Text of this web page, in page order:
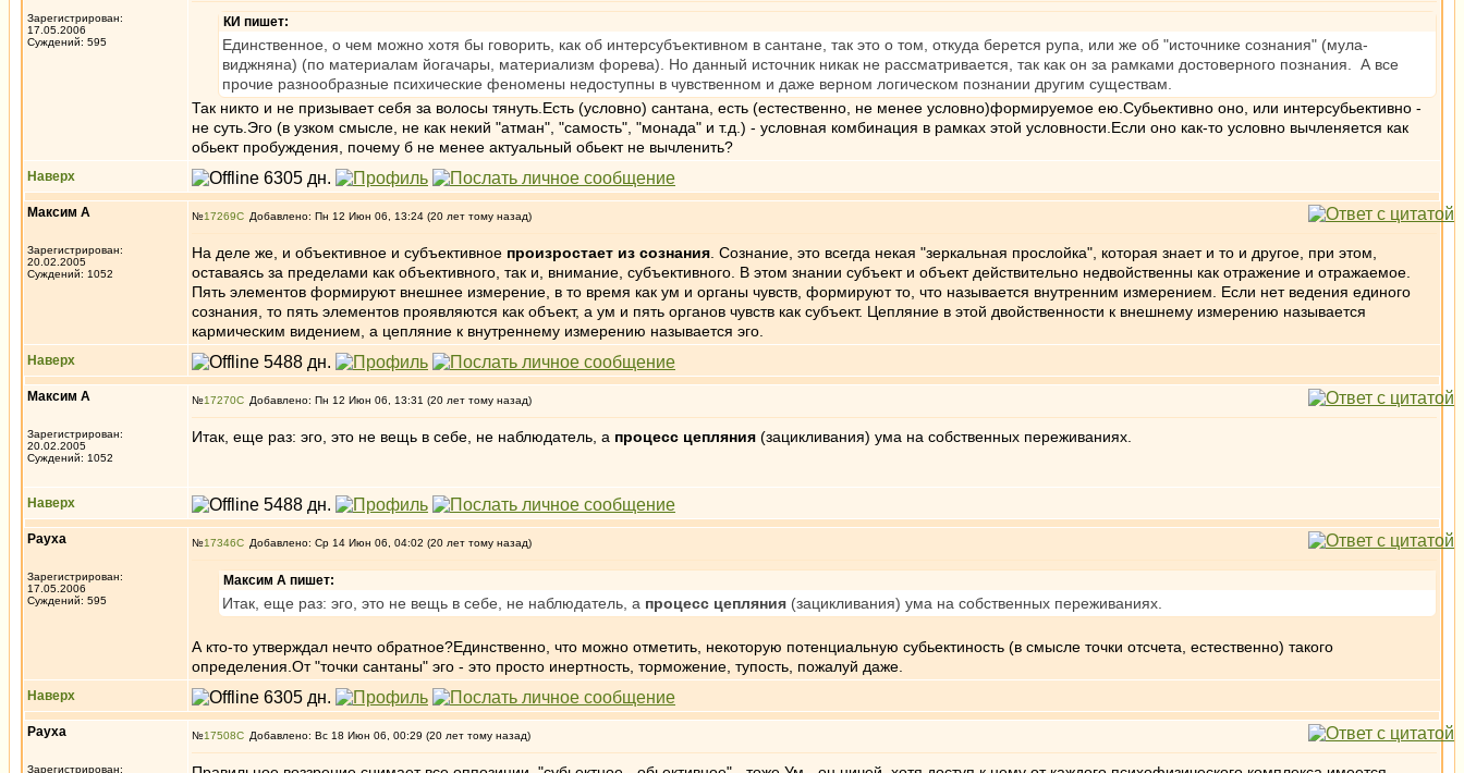
Зарегистрирован:
17.05.2006
Суждений: 595
КИ пишет:
Единственное, о чем можно хотя бы говорить, как об интерсубъективном в сантане, так это о том, откуда берется рупа, или же об "источнике сознания" (мула-
виджняна) (по материалам йогачары, материализм форева). Но данный источник никак не рассматривается, так как он за рамками достоверного познания. А все
прочие разнообразные психические феномены недоступны в чувственном и даже верном логическом познании другим существам.
Так никто и не призывает себя за волосы тянуть.Есть (условно) сантана, есть (естественно, не менее условно)формируемое ею.Субьективно оно, или интерсубьективно -
не суть.Эго (в узком смысле, не как некий "атман", "самость", "монада" и т.д.) - условная комбинация в рамках этой условности.Если оно как-то условно вычленяется как
обьект пробуждения, почему б не менее актуальный обьект не вычленить?
Наверх
Максим А
Зарегистрирован:
20.02.2005
Суждений: 1052
№17269 Добавлено: Пн 12 Июн 06, 13:24 (20 лет тому назад)
На деле же, и объективное и субъективное произростает из сознания . Сознание, это всегда некая "зеркальная прослойка", которая знает и то и другое, при этом,
оставаясь за пределами как объективного, так и, внимание, субъективного. В этом знании субъект и объект действительно недвойственны как отражение и отражаемое.
Пять элементов формируют внешнее измерение, в то время как ум и органы чувств, формируют то, что называется внутренним измерением. Если нет ведения единого
сознания, то пять элементов проявляются как объект, а ум и пять органов чувств как субъект. Цепляние в этой двойственности к внешнему измерению называется
кармическим видением, а цепляние к внутреннему измерению называется эго.
Наверх
Максим А
Зарегистрирован:
20.02.2005
Суждений: 1052
№17270 Добавлено: Пн 12 Июн 06, 13:31 (20 лет тому назад)
Итак, еще раз: эго, это не вещь в себе, не наблюдатель, а процесс цепляния (зацикливания) ума на собственных переживаниях.
Наверх
Рауха
Зарегистрирован:
17.05.2006
Суждений: 595
№17346 Добавлено: Ср 14 Июн 06, 04:02 (20 лет тому назад)
Максим А пишет:
Итак, еще раз: эго, это не вещь в себе, не наблюдатель, а процесс цепляния (зацикливания) ума на собственных переживаниях.
А кто-то утверждал нечто обратное?Единственно, что можно отметить, некоторую потенциальную субьектиность (в смысле точки отсчета, естественно) такого
определения.От "точки сантаны" эго - это просто инертность, торможение, тупость, пожалуй даже.
Наверх
Рауха
Зарегистрирован:
№17508 Добавлено: Вс 18 Июн 06, 00:29 (20 лет тому назад)